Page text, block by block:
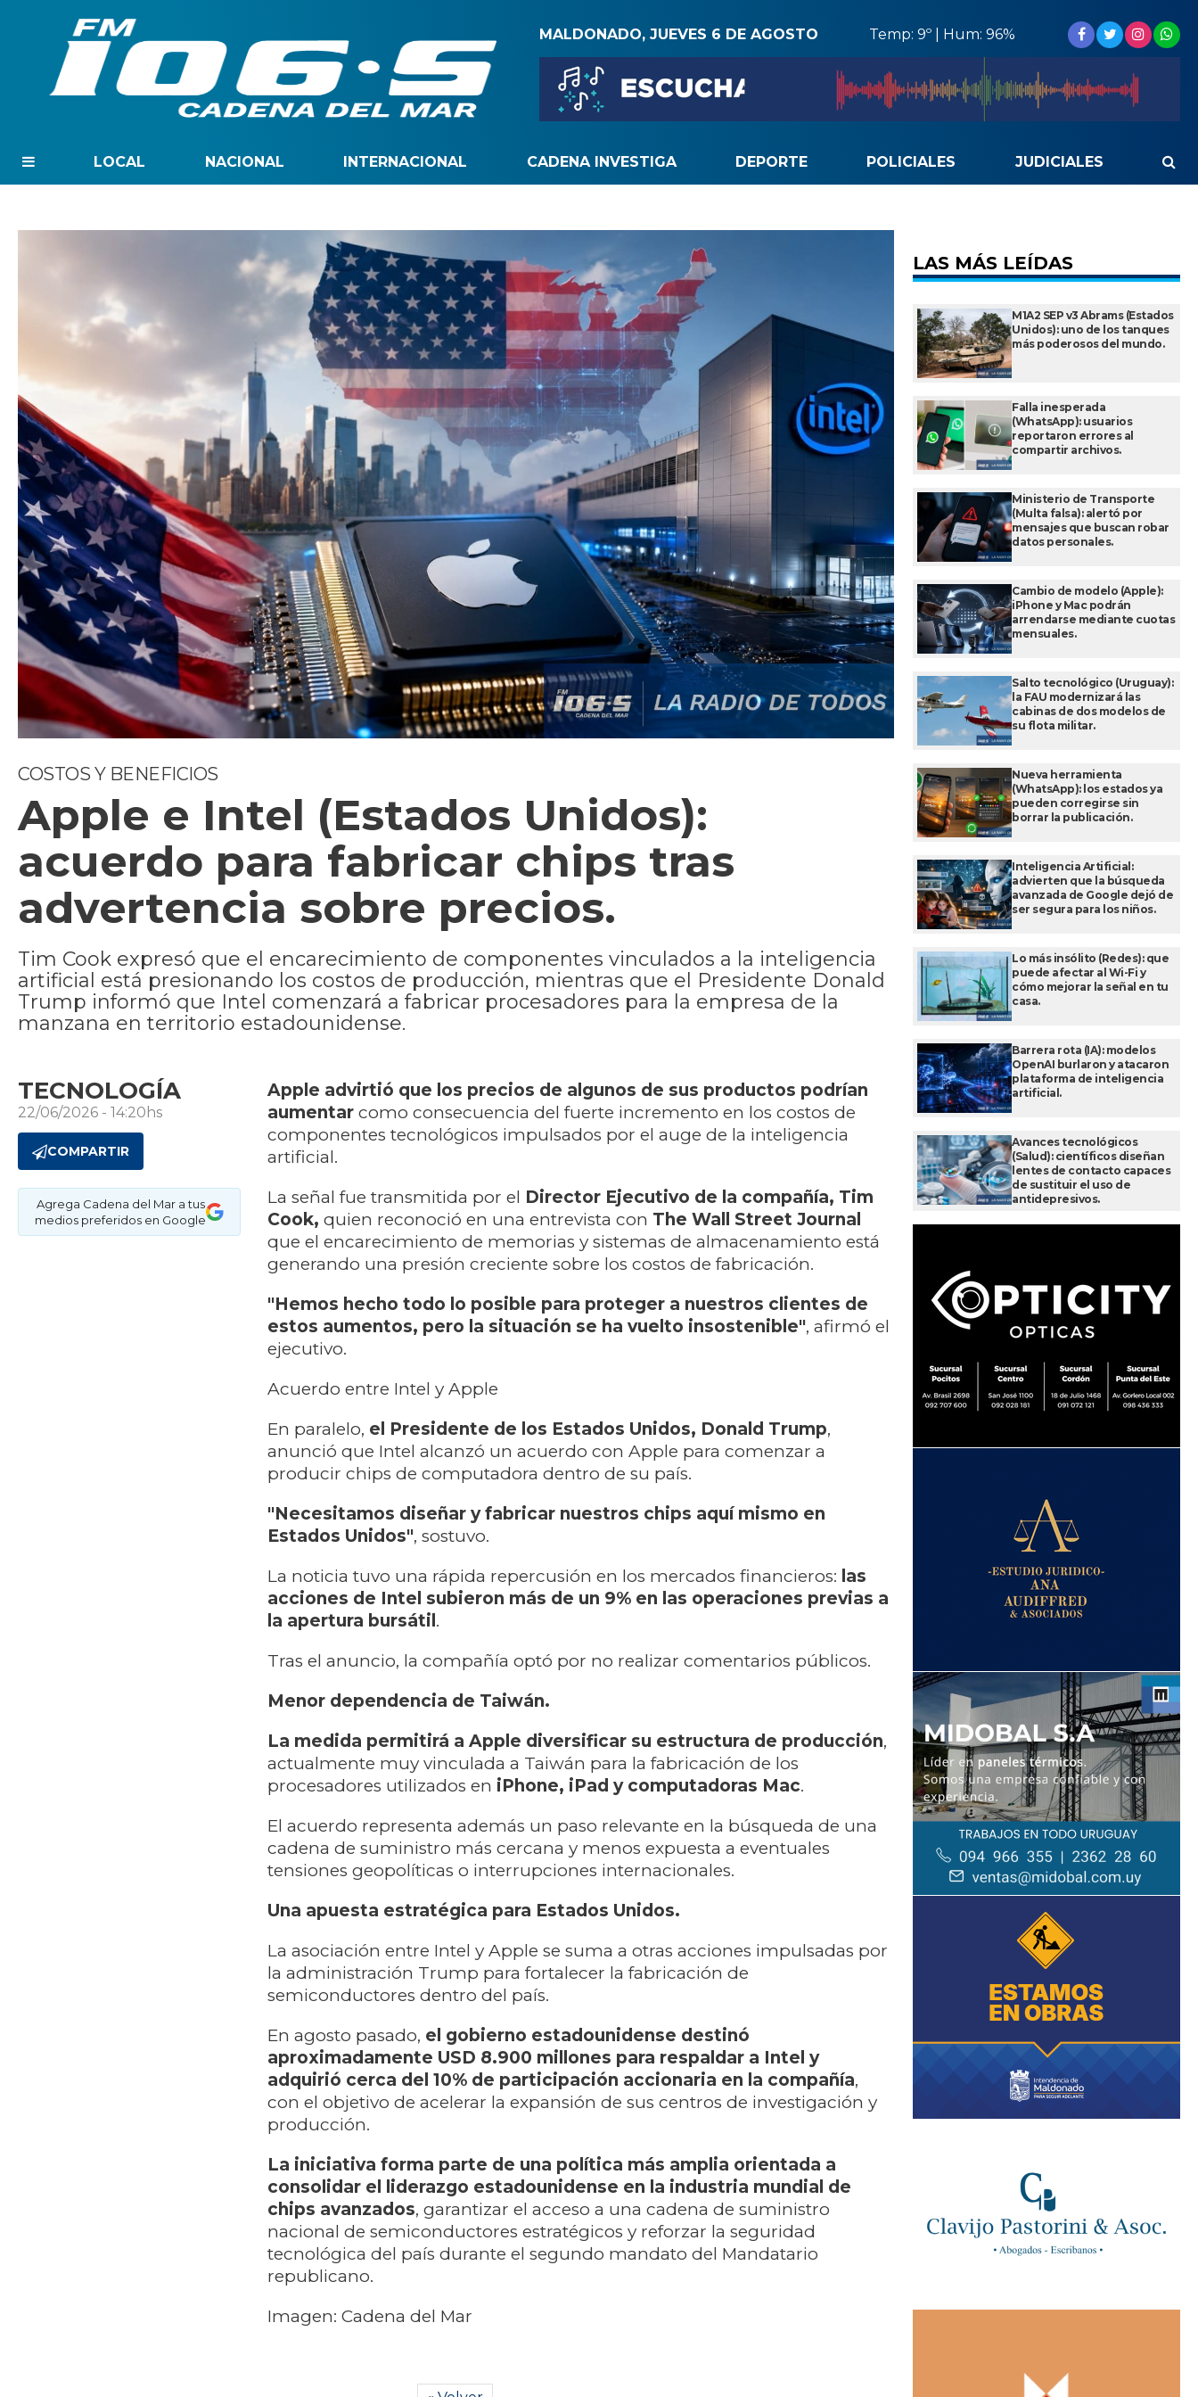
MALDONADO, JUEVES 6 DE AGOSTO Temp: 9º | Hum: 96%
LOCAL NACIONAL INTERNACIONAL CADENA INVESTIGA DEPORTE POLICIALES JUDICIALES
COSTOS Y BENEFICIOS
Apple e Intel (Estados Unidos):
acuerdo para fabricar chips tras
advertencia sobre precios.
Tim Cook expresó que el encarecimiento de componentes vinculados a la inteligencia
artificial está presionando los costos de producción, mientras que el Presidente Donald
Trump informó que Intel comenzará a fabricar procesadores para la empresa de la
manzana en territorio estadounidense.
TECNOLOGÍA
22/06/2026 - 14:20hs
COMPARTIR
Agrega Cadena del Mar a tus
medios preferidos en Google
Apple advirtió que los precios de algunos de sus productos podrían
aumentar como consecuencia del fuerte incremento en los costos de
componentes tecnológicos impulsados por el auge de la inteligencia
artificial.
La señal fue transmitida por el Director Ejecutivo de la compañía, Tim
Cook, quien reconoció en una entrevista con The Wall Street Journal
que el encarecimiento de memorias y sistemas de almacenamiento está
generando una presión creciente sobre los costos de fabricación.
"Hemos hecho todo lo posible para proteger a nuestros clientes de
estos aumentos, pero la situación se ha vuelto insostenible", afirmó el
ejecutivo.
Acuerdo entre Intel y Apple
En paralelo, el Presidente de los Estados Unidos, Donald Trump,
anunció que Intel alcanzó un acuerdo con Apple para comenzar a
producir chips de computadora dentro de su país.
"Necesitamos diseñar y fabricar nuestros chips aquí mismo en
Estados Unidos", sostuvo.
La noticia tuvo una rápida repercusión en los mercados financieros: las
acciones de Intel subieron más de un 9% en las operaciones previas a
la apertura bursátil .
Tras el anuncio, la compañía optó por no realizar comentarios públicos.
Menor dependencia de Taiwán.
La medida permitirá a Apple diversificar su estructura de producción,
actualmente muy vinculada a Taiwán para la fabricación de los
procesadores utilizados en iPhone, iPad y computadoras Mac.
El acuerdo representa además un paso relevante en la búsqueda de una
cadena de suministro más cercana y menos expuesta a eventuales
tensiones geopolíticas o interrupciones internacionales.
Una apuesta estratégica para Estados Unidos.
La asociación entre Intel y Apple se suma a otras acciones impulsadas por
la administración Trump para fortalecer la fabricación de
semiconductores dentro del país.
En agosto pasado, el gobierno estadounidense destinó
aproximadamente USD 8.900 millones para respaldar a Intel y
adquirió cerca del 10% de participación accionaria en la compañía,
con el objetivo de acelerar la expansión de sus centros de investigación y
producción.
La iniciativa forma parte de una política más amplia orientada a
consolidar el liderazgo estadounidense en la industria mundial de
chips avanzados, garantizar el acceso a una cadena de suministro
nacional de semiconductores estratégicos y reforzar la seguridad
tecnológica del país durante el segundo mandato del Mandatario
republicano.
Imagen: Cadena del Mar
LAS MÁS LEÍDAS
M1A2 SEP v3 Abrams (Estados
Unidos): uno de los tanques
más poderosos del mundo.
Falla inesperada
(WhatsApp): usuarios
reportaron errores al
compartir archivos.
Ministerio de Transporte
(Multa falsa): alertó por
mensajes que buscan robar
datos personales.
Cambio de modelo (Apple):
iPhone y Mac podrán
arrendarse mediante cuotas
mensuales.
Salto tecnológico (Uruguay):
la FAU modernizará las
cabinas de dos modelos de
su flota militar.
Nueva herramienta
(WhatsApp): los estados ya
pueden corregirse sin
borrar la publicación.
Inteligencia Artificial:
advierten que la búsqueda
avanzada de Google dejó de
ser segura para los niños.
Lo más insólito (Redes): que
puede afectar al Wi-Fi y
cómo mejorar la señal en tu
casa.
Barrera rota (IA): modelos
OpenAI burlaron y atacaron
plataforma de inteligencia
artificial.
Avances tecnológicos
(Salud): científicos diseñan
lentes de contacto capaces
de sustituir el uso de
antidepresivos.